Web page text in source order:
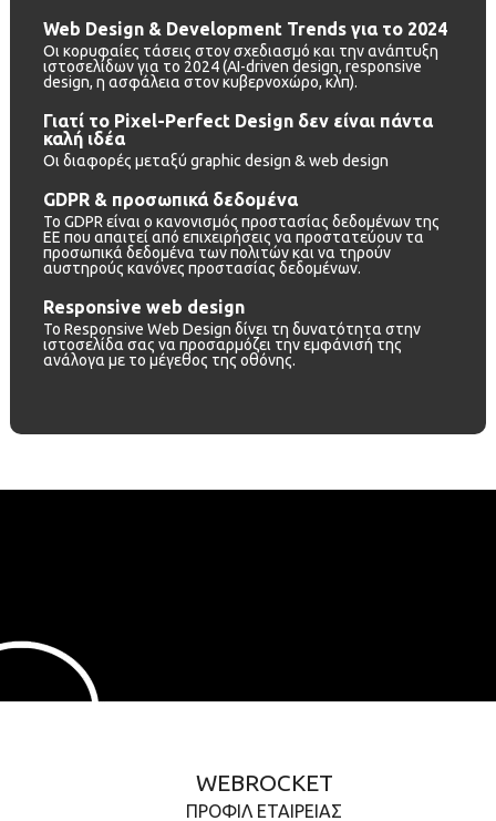
Web Design & Development Trends για το 2024
Οι κορυφαίες τάσεις στον σχεδιασμό και την ανάπτυξη
ιστοσελίδων για το 2024 (AI-driven design, responsive
design, η ασφάλεια στον κυβερνοχώρο, κλπ).
Γιατί το Pixel-Perfect Design δεν είναι πάντα
καλή ιδέα
Οι διαφορές μεταξύ graphic design & web design
GDPR & προσωπικά δεδομένα
Το GDPR είναι ο κανονισμός προστασίας δεδομένων της
ΕΕ που απαιτεί από επιχειρήσεις να προστατεύουν τα
προσωπικά δεδομένα των πολιτών και να τηρούν
αυστηρούς κανόνες προστασίας δεδομένων.
Responsive web design
Το Responsive Web Design δίνει τη δυνατότητα στην
ιστοσελίδα σας να προσαρμόζει την εμφάνισή της
ανάλογα με το μέγεθος της οθόνης.
WEBROCKET
ΠΡΟΦΊΛ ΕΤΑΙΡΕΊΑΣ